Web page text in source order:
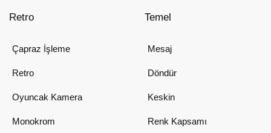
Retro
Çapraz İşleme
Retro
Oyuncak Kamera
Monokrom
Temel
Mesaj
Döndür
Keskin
Renk Kapsamı